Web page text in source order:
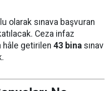
olarak sınava başvuran
Ceza infaz
hâle getirilen 43 bina sınav